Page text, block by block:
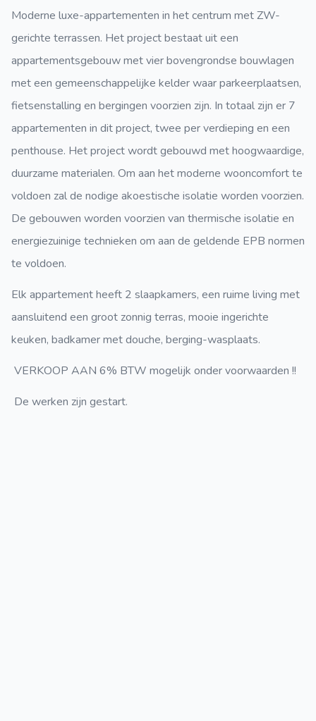
Moderne luxe-appartementen in het centrum met ZW-
gerichte terrassen. Het project bestaat uit een
appartementsgebouw met vier bovengrondse bouwlagen
met een gemeenschappelijke kelder waar parkeerplaatsen,
fietsenstalling en bergingen voorzien zijn. In totaal zijn er 7
appartementen in dit project, twee per verdieping en een
penthouse. Het project wordt gebouwd met hoogwaardige,
duurzame materialen. Om aan het moderne wooncomfort te
voldoen zal de nodige akoestische isolatie worden voorzien.
De gebouwen worden voorzien van thermische isolatie en
energiezuinige technieken om aan de geldende EPB normen
te voldoen.
Elk appartement heeft 2 slaapkamers, een ruime living met
aansluitend een groot zonnig terras, mooie ingerichte
keuken, badkamer met douche, berging-wasplaats.
VERKOOP AAN 6% BTW mogelijk onder voorwaarden !!
De werken zijn gestart.